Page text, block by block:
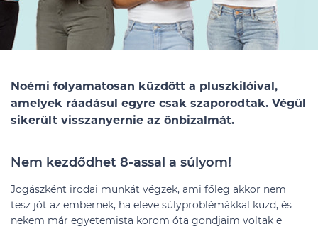
Noémi folyamatosan küzdött a pluszkilóival,
amelyek ráadásul egyre csak szaporodtak. Végül
sikerült visszanyernie az önbizalmát.
Nem kezdődhet 8-assal a súlyom!
Jogászként irodai munkát végzek, ami főleg akkor nem
tesz jót az embernek, ha eleve súlyproblémákkal küzd, és
nekem már egyetemista korom óta gondjaim voltak e